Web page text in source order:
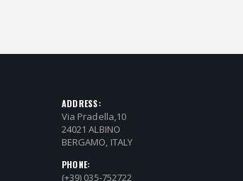
ADDRESS:
Via Pradella,10
24021 ALBINO
BERGAMO, ITALY
PHONE:
(+39) 035-752722